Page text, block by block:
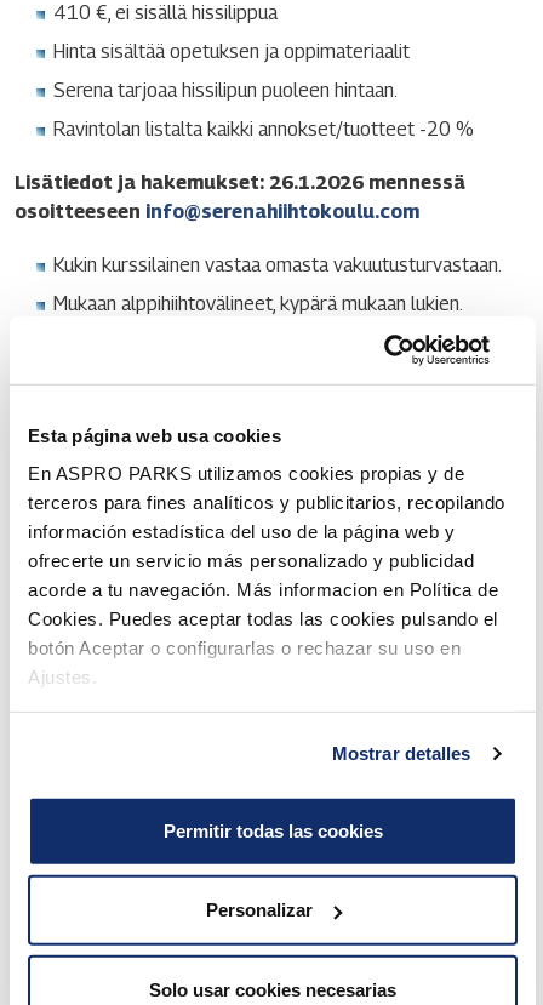
Esta página web usa cookies
En ASPRO PARKS utilizamos cookies propias y de
terceros para fines analíticos y publicitarios, recopilando
información estadística del uso de la página web y
ofrecerte un servicio más personalizado y publicidad
acorde a tu navegación. Más informacion en Política de
Cookies. Puedes aceptar todas las cookies pulsando el
botón Aceptar o configurarlas o rechazar su uso en
Ajustes.
Mostrar detalles
Permitir todas las cookies
Personalizar
Solo usar cookies necesarias
410 €, ei sisällä hissilippua
Hinta sisältää opetuksen ja oppimateriaalit
Serena tarjoaa hissilipun puoleen hintaan.
Ravintolan listalta kaikki annokset/tuotteet -20 %
Lisätiedot ja hakemukset: 26.1.2026 mennessä
osoitteeseen info@serenahiihtokoulu.com
Kukin kurssilainen vastaa omasta vakuutusturvastaan.
Mukaan alppihiihtovälineet, kypärä mukaan lukien.
Kouluttaja / lisätiedot: Juha Räsänen 0445087912.
Koulutus on kaksiosainen, ennen hiihtokeskuksen
kuutena päivänä jakautuen kahteen viikonloppuun.
Perjantaisin aloitetaan klo 16:00 ja la-su opetus alkaa
klo 11:00.
Kurssin läpäisseet voivat toimia hiihdonopettajina
hiihtokeskuksissa, ja Serenan hiihtokoulussa on
mahdollisuus tehdä opetustyötä heti kurssin jälkeen.
kehityskykyinen. Hae kurssille lähettämällä sähköpostilla
hiihtotausta sekä miksi haluat hiihdonopettajaksi
info@serenahiihtokoulu.com